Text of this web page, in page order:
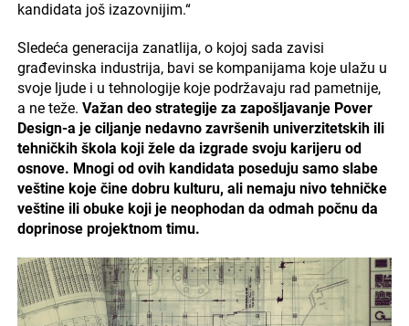
kandidata još izazovnijim.“
Sledeća generacija zanatlija, o kojoj sada zavisi
građevinska industrija, bavi se kompanijama koje ulažu u
svoje ljude i u tehnologije koje podržavaju rad pametnije,
a ne teže. Važan deo strategije za zapošljavanje Pover
Design-a je ciljanje nedavno završenih univerzitetskih ili
tehničkih škola koji žele da izgrade svoju karijeru od
osnove. Mnogi od ovih kandidata poseduju samo slabe
veštine koje čine dobru kulturu, ali nemaju nivo tehničke
veštine ili obuke koji je neophodan da odmah počnu da
doprinose projektnom timu.